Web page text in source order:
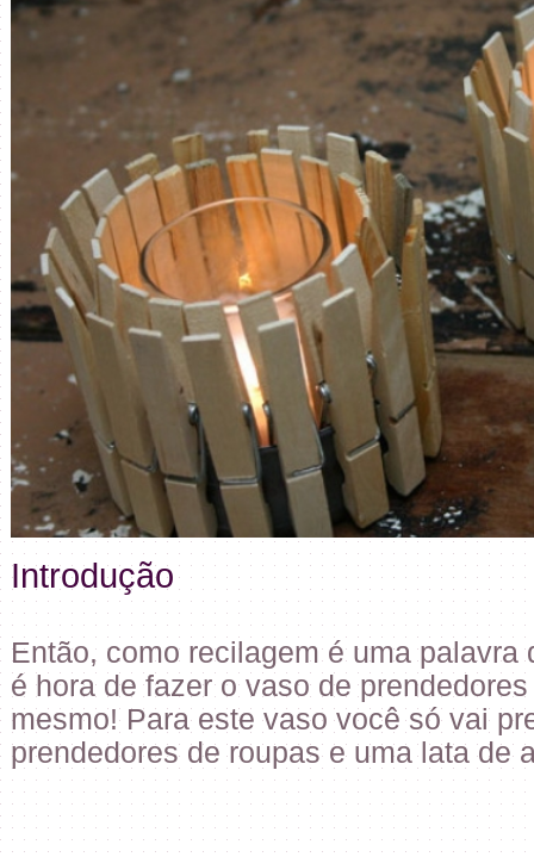
Introdução
Então, como recilagem é uma palavra
é hora de fazer o vaso de
mesmo! Para este vaso você só vai
prendedores de roupas e uma lata de